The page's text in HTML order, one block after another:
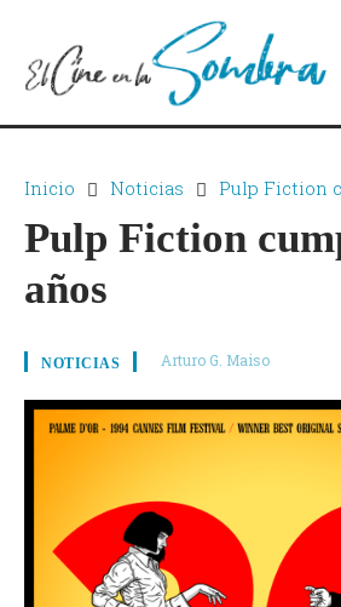
Inicio Noticias Pulp Fiction
Pulp Fiction
años
NOTICIAS Arturo G. Maiso